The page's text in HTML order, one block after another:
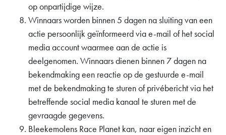
op onpartijdige wijze.
Winnaars worden binnen 5 dagen na sluiting van een
actie persoonlijk geïnformeerd via e-mail of het social
media account waarmee aan de actie is
deelgenomen. Winnaars dienen binnen 7 dagen na
bekendmaking een reactie op de gestuurde e-mail
met de bekendmaking te sturen of privébericht via het
betreffende social media kanaal te sturen met de
gevraagde gegevens.
Bleekemolens Race Planet kan, naar eigen inzicht en